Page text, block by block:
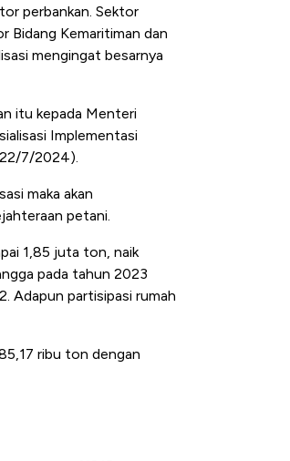
perbankan. Sektor
Bidang Kemaritiman dan
mengingat besarnya
itu kepada Menteri
Implementasi
7/2024).
maka akan
petani.
1,85 juta ton, naik
pada tahun 2023
Adapun partisipasi rumah
ribu ton dengan